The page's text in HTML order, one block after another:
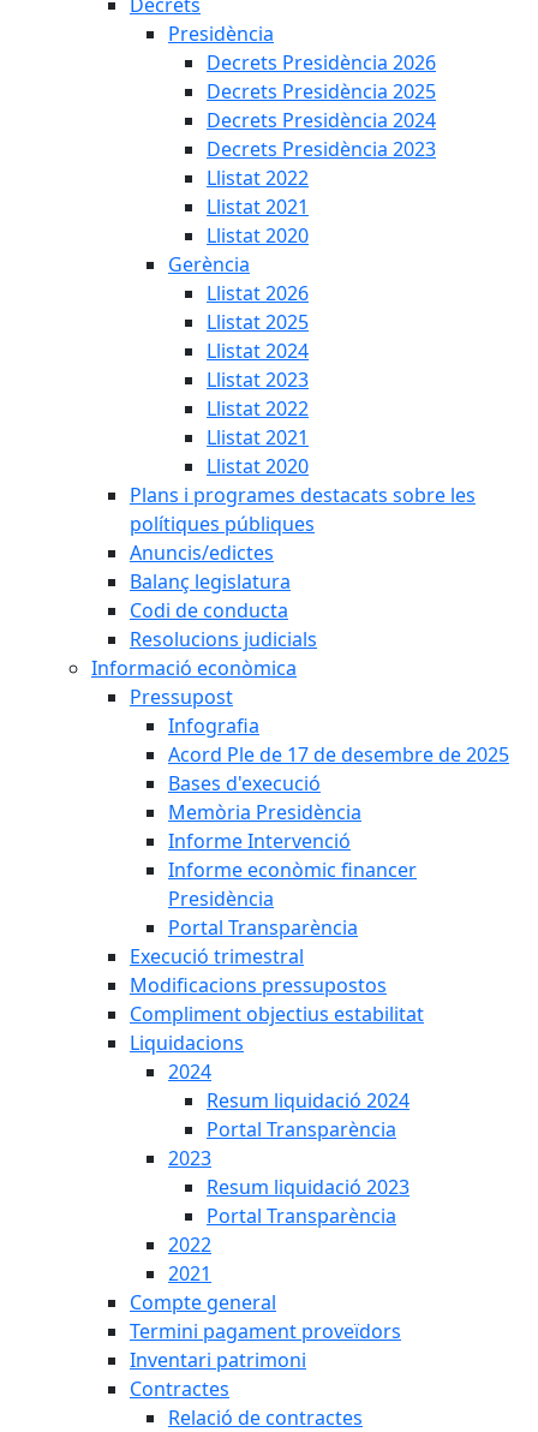
Presidència
Decrets Presidència 2026
Decrets Presidència 2025
Decrets Presidència 2024
Decrets Presidència 2023
Llistat 2022
Llistat 2021
Llistat 2020
Gerència
Llistat 2026
Llistat 2025
Llistat 2024
Llistat 2023
Llistat 2022
Llistat 2021
Llistat 2020
Plans i programes destacats sobre les
polítiques públiques
Anuncis/edictes
Balanç legislatura
Codi de conducta
Resolucions judicials
Informació econòmica
Pressupost
Infografia
Acord Ple de 17 de desembre de 2025
Bases d'execució
Memòria Presidència
Informe Intervenció
Informe econòmic financer
Presidència
Portal Transparència
Execució trimestral
Modificacions pressupostos
Compliment objectius estabilitat
Liquidacions
2024
Resum liquidació 2024
Portal Transparència
2023
Resum liquidació 2023
Portal Transparència
2022
2021
Compte general
Termini pagament proveïdors
Inventari patrimoni
Contractes
Relació de contractes